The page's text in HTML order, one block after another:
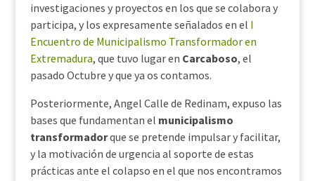
investigaciones y proyectos en los que se colabora y
participa, y los expresamente señalados en el I
Encuentro de Municipalismo Transformador en
Extremadura, que tuvo lugar en Carcaboso, el
pasado Octubre y que ya os contamos.
Posteriormente, Angel Calle de Redinam, expuso las
bases que fundamentan el municipalismo
transformadorque se pretende impulsar y facilitar,
y la motivación de urgencia al soporte de estas
prácticas ante el colapso en el que nos encontramos